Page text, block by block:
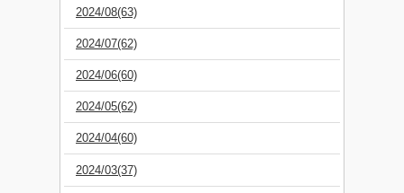
2024/08(63)
2024/07(62)
2024/06(60)
2024/05(62)
2024/04(60)
2024/03(37)